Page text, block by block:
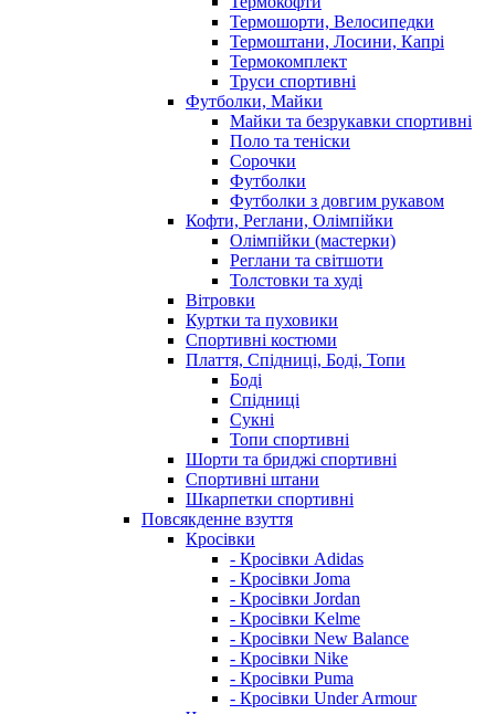
Термошорти, Велосипедки
Термоштани, Лосини, Капрі
Термокомплект
Труси спортивні
Футболки, Майки
Майки та безрукавки спортивні
Поло та теніски
Сорочки
Футболки
Футболки з довгим рукавом
Кофти, Реглани, Олімпійки
Олімпійки (мастерки)
Реглани та світшоти
Толстовки та худі
Вітровки
Куртки та пуховики
Спортивні костюми
Плаття, Спідниці, Боді, Топи
Боді
Спідниці
Сукні
Топи спортивні
Шорти та бриджі спортивні
Спортивні штани
Шкарпетки спортивні
Повсякденне взуття
Кросівки
- Кросівки Adidas
- Кросівки Joma
- Кросівки Jordan
- Кросівки Kelme
- Кросівки New Balance
- Кросівки Nike
- Кросівки Puma
- Кросівки Under Armour